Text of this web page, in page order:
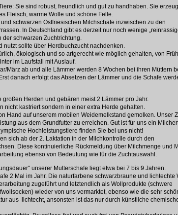
Sie sind robust, freundlich und gut zu handhaben. Sie
Fleisch, warme Wolle und schöne Felle.
schwarzen Ostfriesischen Milchschafe inzwischen zu den
In Deutschland gibt es derzeit nur noch wenige
der schwarzen Zuchtrichtung.
nutzt sollte über Herdbuchzucht nachdenken.
ökologisch und so artgerecht wie möglich gehalten, von
im Laufstall mit Auslauf.
März ab und alle Lämmer werden 8 Wochen bei ihren Müttern
danach erfolgt das Absetzen der Lämmer und die Schafe
großen Herden und gebären meist 2 Lämmer pro Jahr.
nicht kastriert sondern in einer extra Herde gehalten.
Hand auf unserem mobilen Weidemelkstand gemolken. Unser
aus dem Grundfutter zu erreichen. Gut ist für uns ein
Hochleistungstiere finden Sie bei uns nicht!
sich ab der 2. Laktation in der Milchkontrolle durch den
Diese kontinuierliche Rückmeldung über Milchmenge und
ebenso von Bedeutung wie für die Zuchtauswahl.
unserer Mutterschafe liegt etwa bei 7 bis 9 Jahren.
2 Mal im Jahr. Die naturfarbene schwarzbraune und lichtechte
zugeführt und letztendlich als Wollprodukte (schwere
wieder von uns vermarktet, ebenso wie die sehr
aus lichtecht, ansonsten ist das nur durch künstliche